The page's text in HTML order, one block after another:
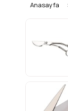
Anasayfa